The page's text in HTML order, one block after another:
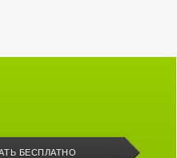
БЕСПЛАТНО